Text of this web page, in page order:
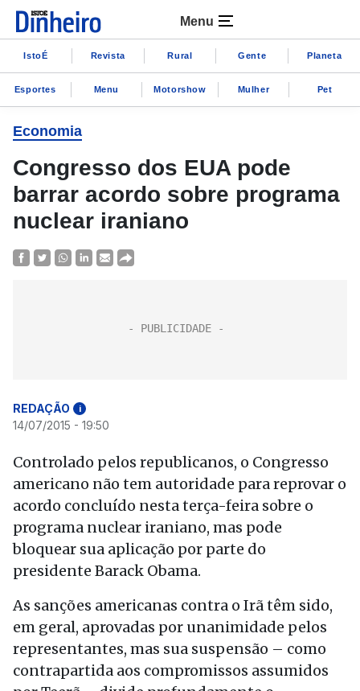
Menu
IstoÉ Revista Rural Gente Planeta
Esportes Menu Motorshow Mulher Pet
Economia
Congresso dos EUA pode
barrar acordo sobre programa
nuclear iraniano
REDAÇÃO i
14/07/2015 - 19:50
Controlado pelos republicanos, o Congresso
americano não tem autoridade para reprovar o
acordo concluído nesta terça-feira sobre o
programa nuclear iraniano, mas pode
bloquear sua aplicação por parte do
presidente Barack Obama.
As sanções americanas contra o Irã têm sido,
em geral, aprovadas por unanimidade pelos
representantes, mas sua suspensão – como
contrapartida aos compromissos assumidos